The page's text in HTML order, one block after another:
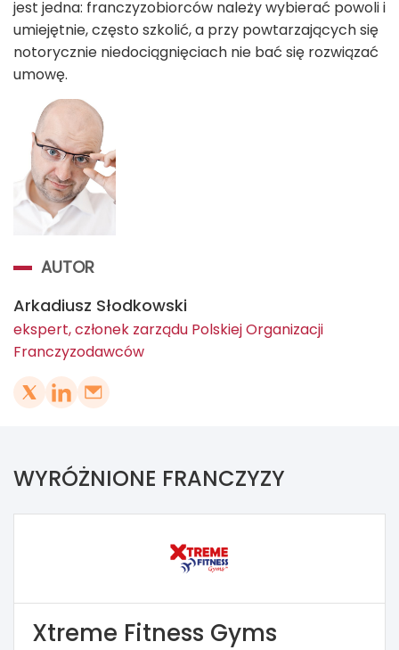
jest jedna: franczyzobiorców należy wybierać powoli i
umiejętnie, często szkolić, a przy powtarzających się
notorycznie niedociągnięciach nie bać się rozwiązać
umowę.
AUTOR
Arkadiusz Słodkowski
ekspert, członek zarządu Polskiej Organizacji
Franczyzodawców
WYRÓŻNIONE FRANCZYZY
Xtreme Fitness Gyms